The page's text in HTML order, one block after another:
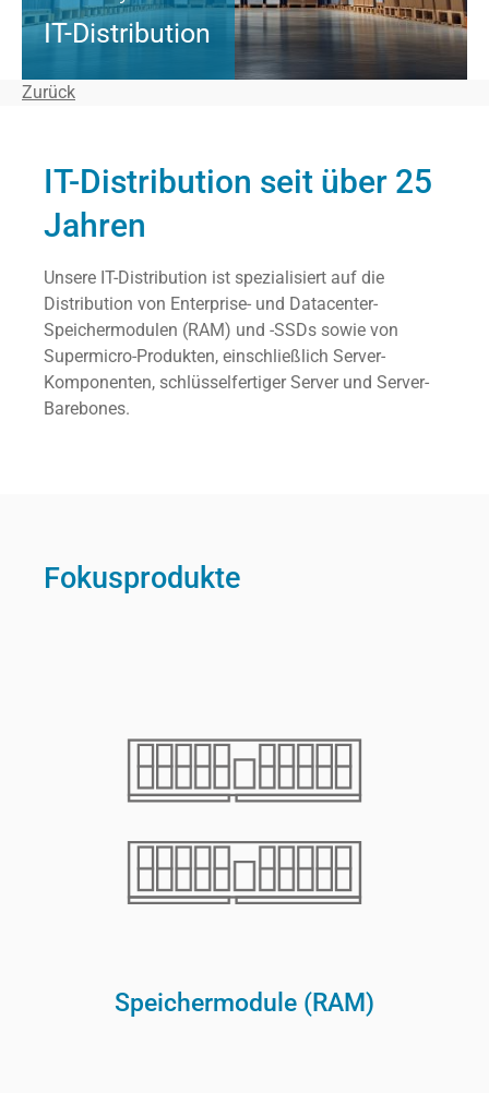
IT-Distribution
Zurück
IT-Distribution seit über 25
Jahren
Unsere IT-Distribution ist spezialisiert auf die
Distribution von Enterprise- und Datacenter-
Speichermodulen (RAM) und -SSDs sowie von
Supermicro-Produkten, einschließlich Server-
Komponenten, schlüsselfertiger Server und Server-
Barebones.
Fokusprodukte
Speichermodule (RAM)